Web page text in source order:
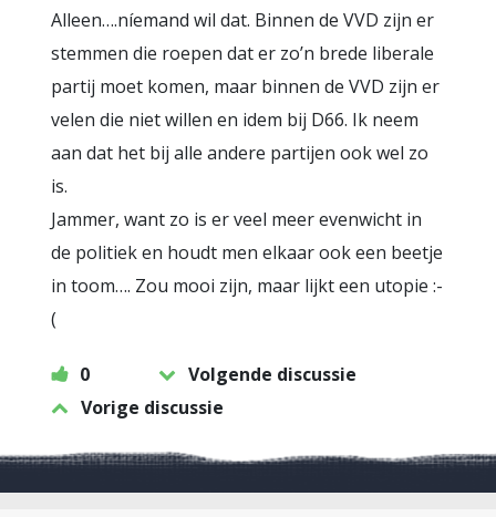
Alleen….níemand wil dat. Binnen de VVD zijn er
stemmen die roepen dat er zo’n brede liberale
partij moet komen, maar binnen de VVD zijn er
velen die niet willen en idem bij D66. Ik neem
aan dat het bij alle andere partijen ook wel zo
is.
Jammer, want zo is er veel meer evenwicht in
de politiek en houdt men elkaar ook een beetje
in toom…. Zou mooi zijn, maar lijkt een utopie :-
(
0
Volgende discussie
Vorige discussie